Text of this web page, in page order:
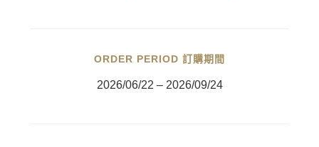
ORDER PERIOD 訂購期間
2026/06/22 – 2026/09/24